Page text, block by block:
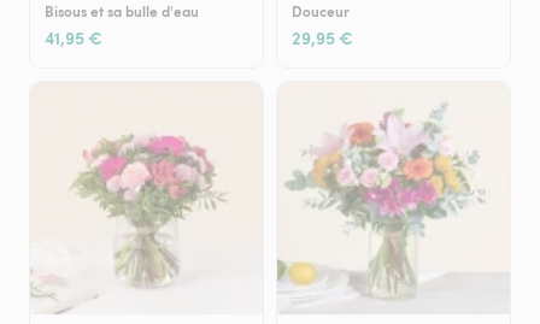
Bisous et sa bulle d'eau
41,95 €
Douceur
29,95 €